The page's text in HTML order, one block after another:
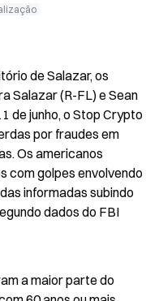
de Salazar, os
Salazar (R-FL) e Sean
de junho, o Stop Crypto
por fraudes em
Os americanos
com golpes envolvendo
informadas subindo
dados do FBI
a maior parte do